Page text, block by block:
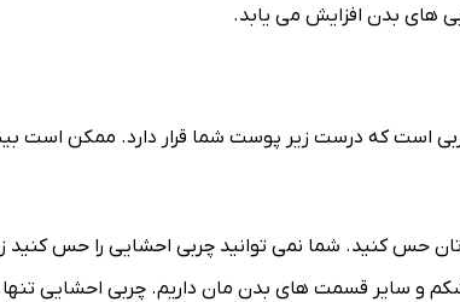
های بدن افزایش می یابد.
است که درست زیر پوست شما قرار دارد. ممکن است
حس کنید. شما نمی توانید چربی احشایی را حس کنید
و سایر قسمت های بدن مان داریم. چربی احشایی